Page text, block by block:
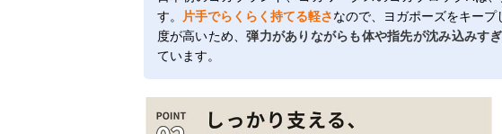
す。
片手でらくらく持てる軽さなので、ヨガポーズをキー
度が高いため、弾力がありながらも体や指先が沈み込みす
ています。